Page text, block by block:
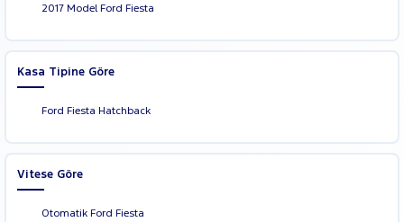
2017 Model Ford Fiesta
Kasa Tipine Göre
Ford Fiesta Hatchback
Vitese Göre
Otomatik Ford Fiesta